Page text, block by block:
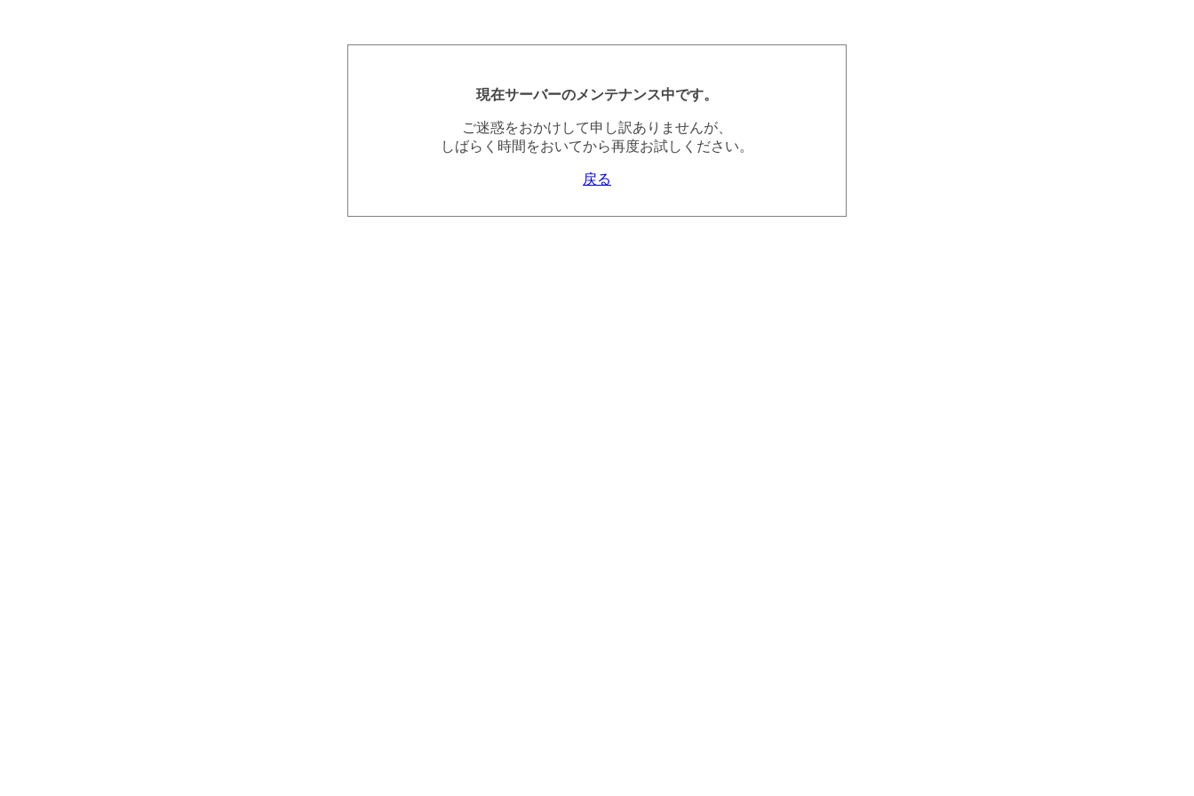
現在サーバーのメンテナンス中です。
ご迷惑をおかけして申し訳ありませんが、
しばらく時間をおいてから再度お試しください。
戻る